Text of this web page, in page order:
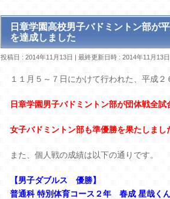
日章学園高校男子バドミントン部が
を達成しました
投稿日 : 2014年11月13日 最終更新日時 : 2014年11月13日
１１月５～７日にかけて行われた、平成
日章学園男子バドミントン部が団体戦全試
女子バドミントン部も準優勝を果たしまし
また、個人戦の成績は以下の通りです。
【男子ダブルス 優勝】
普通科 特別体育コース２年 春成 星哉く